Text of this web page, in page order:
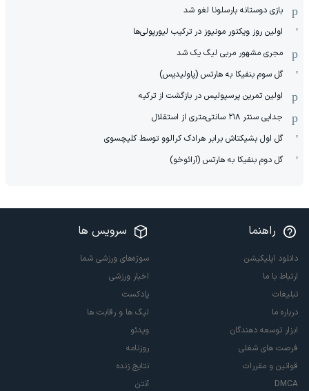
بازی دوستانه بارسلونا لغو شد
اولین روز ویکتور مونیوز در ترکیب لیورپولی‌ها
مجری مشهور مربی لیگ یک شد
گل سوم بنفیکا به هارتس (پاولیدیس)
اولین تمرین پرسپولیس در بازگشت از ترکیه
جدایی سنتر ۲۱۸ سانتی‌متری از استقلال
گل اول بشیکتاش برابر هرادک کرالوو توسط کلیچسوی
گل دوم بنفیکا به هارتس (آرائوخو)
راهنما
دانلود اپلیکیشن
ارتباط با ما
تبلیغات
درباره ما
ابزار توسعه دهندگان
فرصت های شغلی
قوانین و مقررات
DMCA
سرویس ها
سوژه‌های ورزشی شما
اخبار ورزشی
پادکست
لیگ ها و رقابت ها
ویدئو
روزنامه
نتایج زنده
آنتن